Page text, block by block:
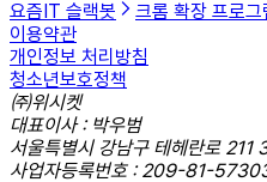
요즘IT 슬랙봇
크롬 확장 프로그
이용약관
개인정보 처리방침
청소년보호정책
㈜위시켓
대표이사 : 박우범
서울특별시 강남구 테헤란로 211
사업자등록번호 : 209-81-